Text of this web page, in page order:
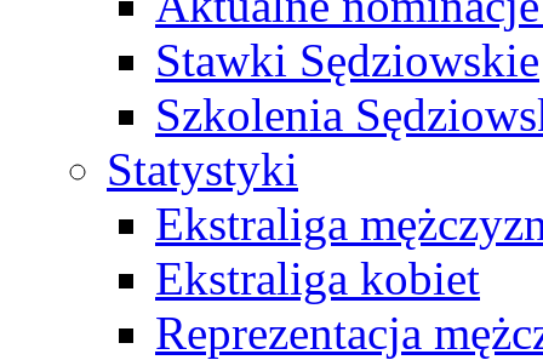
Stawki Sędziowskie
Szkolenia
Statystyki
Ekstraliga
Ekstraliga kobiet
Reprezentacja